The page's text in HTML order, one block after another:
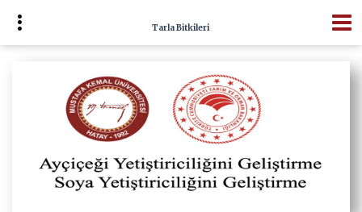
Tarla Bitkileri